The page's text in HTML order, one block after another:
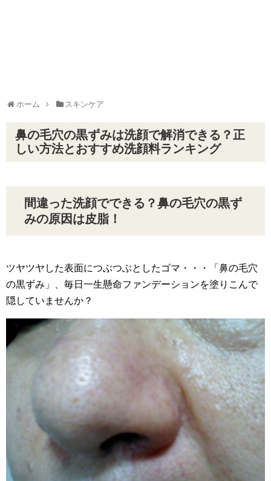
ホーム スキンケア
鼻の毛穴の黒ずみは洗顔で解消できる？正
しい方法とおすすめ洗顔料ランキング
間違った洗顔でできる？鼻の毛穴の黒ず
みの原因は皮脂！
ツヤツヤした表面につぶつぶとしたゴマ・・・「鼻の毛穴
の黒ずみ」、毎日一生懸命ファンデーションを塗りこんで
隠していませんか？